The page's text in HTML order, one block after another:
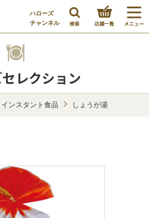
ハローズ
チャンネル
レクション
インスタント食品 しょうが湯